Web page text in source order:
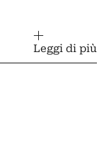
Leggi di più